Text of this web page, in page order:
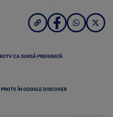
CA SURSĂ PREFERATĂ
ÎN GOOGLE DISCOVER